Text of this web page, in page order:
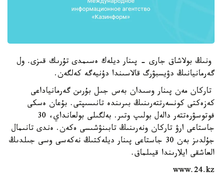
ونىڭ بولاشاق جارى - پىنار ديلەك ەسىمدى تۇرىك قىزى. ول
گەرمانيانىڭ دۋيسبۋرگ قالاسىندا دۇنيەگە كەلگەن.
تاركان مەن پىنار وسىدان بەس جىل بۇرىن گەرمانياداعى
كەزەكتى كونسەرتتەرىنىڭ بىرىندە تانىسىپتى. بۇعان ەسكى
فوتوسۋرەتتەر دالەل بولىپ وتىر. بەلگىلى بولعانداي، 30
جاستاعى ارۋ تاركان ونەرىنىڭ تابىنۋشىسى ەكەن. ەندى تانىمال
جۇلدىز بەن 30 جاستاعى پىنار ديلەكتىڭ نەكەسى وسى جىلدىڭ
العاشقى ايلارىندا قيىلماق.
www.24.kz